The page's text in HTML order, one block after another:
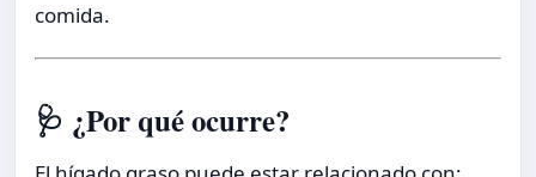
comida.
🩺 ¿Por qué ocurre?